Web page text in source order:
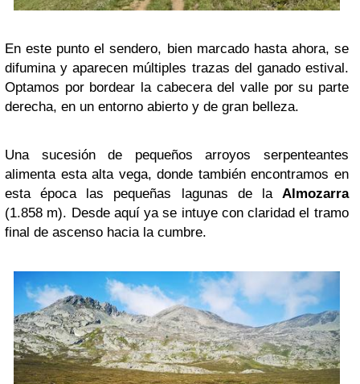
En este punto el sendero, bien marcado hasta ahora, se
difumina y aparecen múltiples trazas del ganado estival.
Optamos por bordear la cabecera del valle por su parte
derecha, en un entorno abierto y de gran belleza.
Una sucesión de pequeños arroyos serpenteantes
alimenta esta alta vega, donde también encontramos en
esta época las pequeñas lagunas de la Almozarra
(1.858 m). Desde aquí ya se intuye con claridad el tramo
final de ascenso hacia la cumbre.